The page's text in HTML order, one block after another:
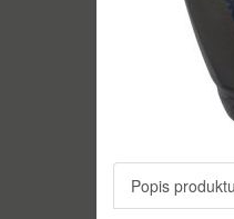
Popis produktu